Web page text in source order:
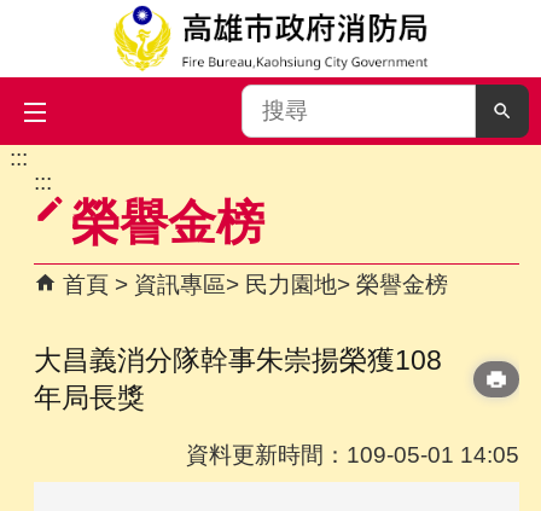
跳到主要內容區塊
搜
尋
:::
:::
榮譽金榜
首頁 資訊專區 民力園地 榮譽金榜
大昌義消分隊幹事朱崇揚榮獲108
年局長獎
資料更新時間：109-05-01 14:05